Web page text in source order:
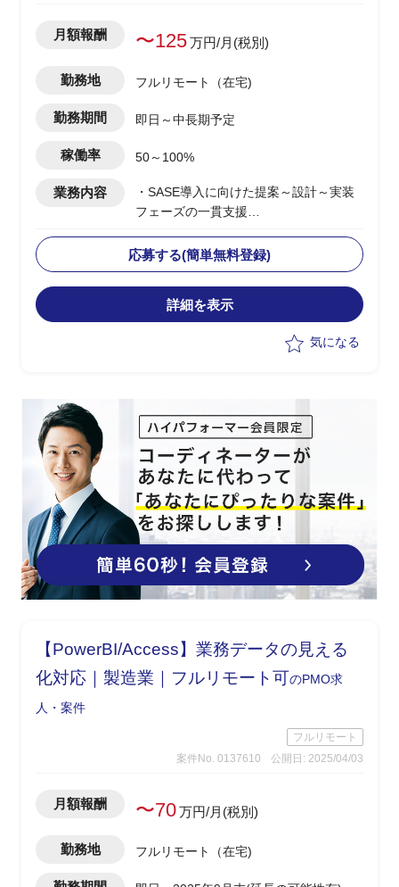
月額報酬 〜125万円/月(税別)
勤務地 フルリモート（在宅)
勤務期間 即日～中長期予定
稼働率 50～100%
業務内容
・SASE導入に向けた提案～設計～実装
フェーズの一貫支援
ション設計の実施
・セールスエンジニアとしての技術説明
および提案資料作成
・複数案件における要件整理およびアー
・グローバル展開案件における構想整理
応募する(簡単無料登録)
詳細を表示
気になる
【PowerBI/Access】業務データの見える
化対応｜製造業｜フルリモート可のPMO求
人・案件
フルリモート
案件No. 0137610
公開日: 2025/04/03
月額報酬 〜70万円/月(税別)
勤務地 フルリモート（在宅)